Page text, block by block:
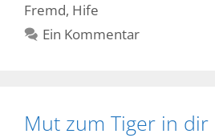
Fremd, Hife
Ein Kommentar
Mut zum Tiger in dir